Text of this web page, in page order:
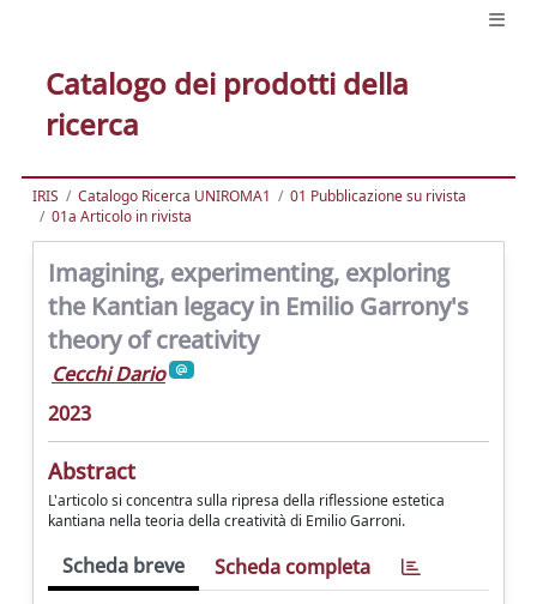
Catalogo dei prodotti della
ricerca
IRIS Catalogo Ricerca UNIROMA1
01 Pubblicazione su rivista
01a Articolo in rivista
Imagining, experimenting, exploring
the Kantian legacy in Emilio Garrony's
theory of creativity
Cecchi Dario
2023
Abstract
L'articolo si concentra sulla ripresa della riflessione estetica
kantiana nella teoria della creatività di Emilio Garroni.
Scheda breve Scheda completa